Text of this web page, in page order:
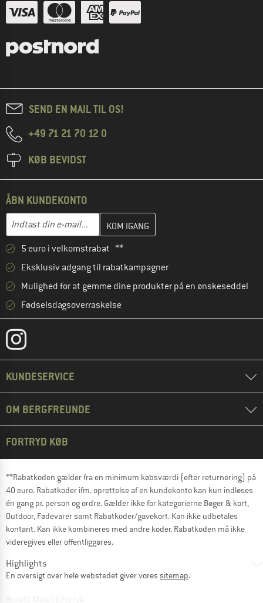
SEND EN MAIL TIL OS!
+49 71 21 70 12 0
KØB BEVIDST
ÅBN KUNDEKONTO
E-mail-adresse
Indtast din e-mailadresse her, og opret i næste trin din
5 euro i velkomstrabat **
Eksklusiv adgang til rabatkampagner
Mulighed for at gemme dine produkter på en ønskeseddel
Fødselsdagsoverraskelse
KUNDESERVICE
OM BERGFREUNDE
FORTRYD KØB
**Rabatkoden gælder fra en minimum købsværdi (efter returnering) på
40 euro. Rabatkoder ifm. oprettelse af en kundekonto kan kun indløses
én gang pr. person og ordre. Gælder ikke for kategorierne Bøger & kort,
Outdoor, Fødevarer samt Rabatkoder/gavekort. Kan ikke udbetales
kontant. Kan ikke kombineres med andre koder. Rabatkoden må ikke
videregives eller offentliggøres.
Highlights
En oversigt over hele webstedet giver voressitemap.